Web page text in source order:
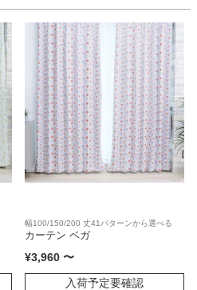
幅100/150/200 丈41パターンから選べる
カーテン ベガ
¥3,960 〜
入荷予定要確認